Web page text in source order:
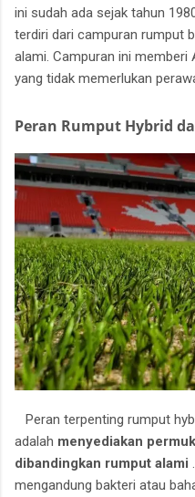
ini sudah ada sejak tahun
terdiri dari campuran rumput
alami. Campuran ini memberi
yang tidak memerlukan
Peran Rumput Hybrid
Peran terpenting rumput
adalah menyediakan
dibandingkan rumput alami .
mengandung bakteri atau